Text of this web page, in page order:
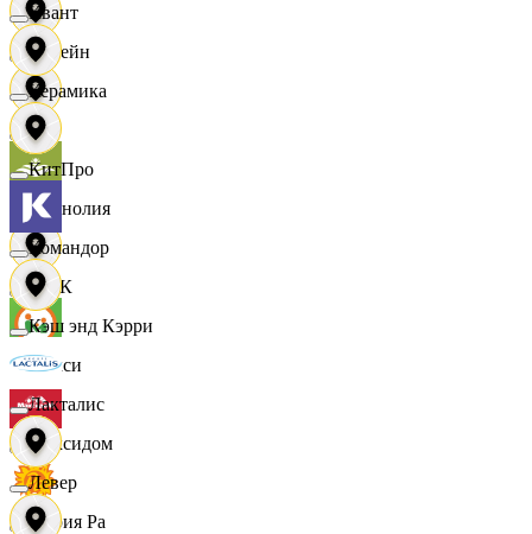
Лорейн
Луч
Магнолия
МАК
Макси
Максидом
Мария Ра
Квант
Керамика
КитПро
Командор
Кэш энд Кэрри
Лакталис
Левер